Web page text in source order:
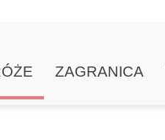
ZAGRANICA